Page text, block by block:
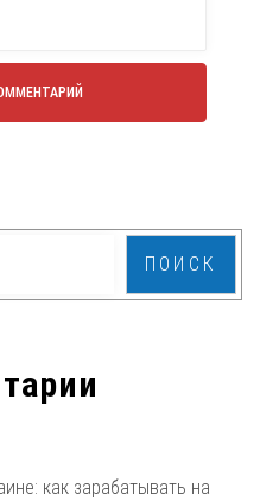
ПОИСК
как зарабатывать на